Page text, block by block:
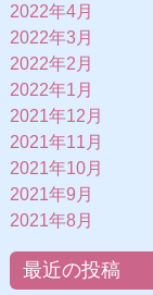
2022年4月
2022年3月
2022年2月
2022年1月
2021年12月
2021年11月
2021年10月
2021年9月
2021年8月
最近の投稿